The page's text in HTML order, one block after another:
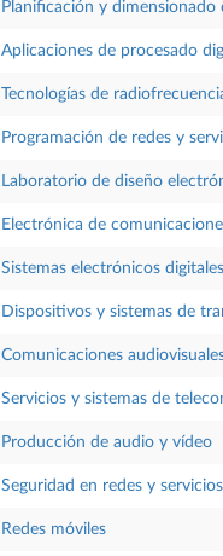
Planificación y dimensionado
Aplicaciones de procesado
Tecnologías de
Programación de redes y
Laboratorio de diseño
Electrónica de
Sistemas electrónicos digitales
Dispositivos y sistemas de
Comunicaciones
Servicios y sistemas de
Producción de audio y vídeo
Seguridad en redes y servicios
Redes móviles